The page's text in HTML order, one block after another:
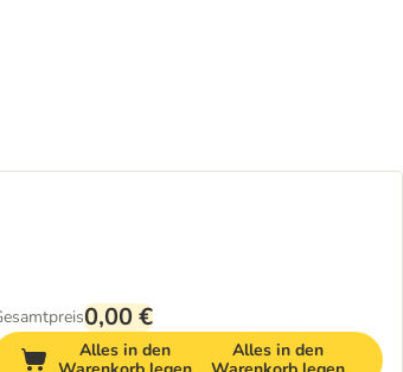
0,00 €
Alles in den
Alles in den